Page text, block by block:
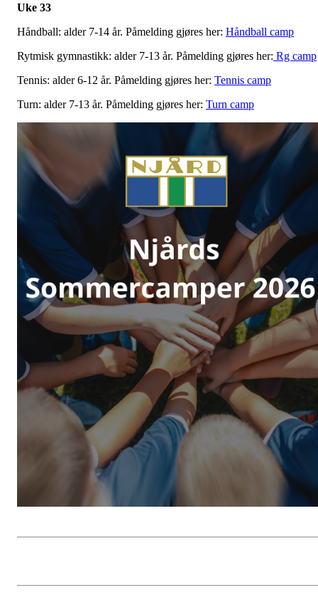
Uke 33
Håndball: alder 7-14 år. Påmelding gjøres her: Håndball camp
Rytmisk gymnastikk: alder 7-13 år. Påmelding gjøres her: Rg camp
Tennis: alder 6-12 år. Påmelding gjøres her: Tennis camp
Turn: alder 7-13 år. Påmelding gjøres her: Turn camp